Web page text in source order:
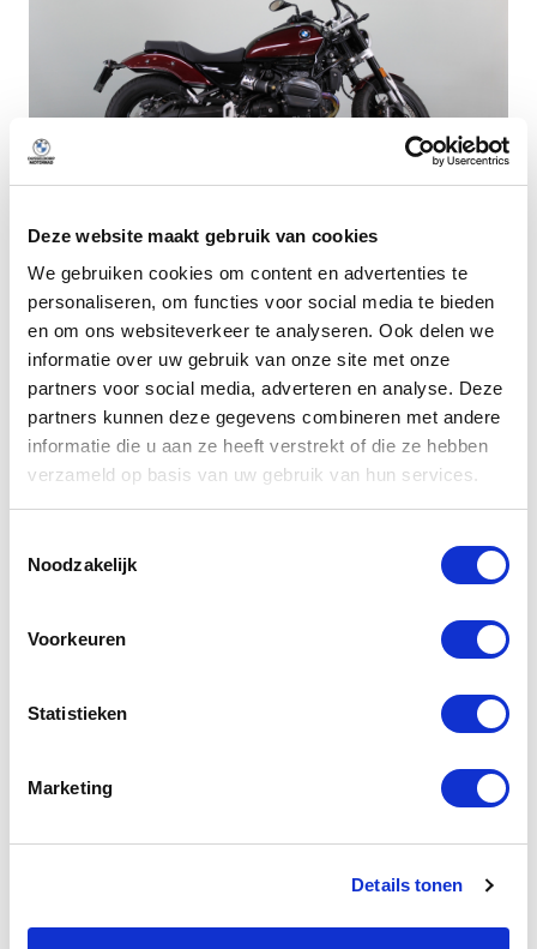
Deze website maakt gebruik van cookies
We gebruiken cookies om content en advertenties te
personaliseren, om functies voor social media te bieden
en om ons websiteverkeer te analyseren. Ook delen we
informatie over uw gebruik van onze site met onze
partners voor social media, adverteren en analyse. Deze
partners kunnen deze gegevens combineren met andere
informatie die u aan ze heeft verstrekt of die ze hebben
verzameld op basis van uw gebruik van hun services.
Noodzakelijk
Voorkeuren
Statistieken
Marketing
Details tonen
Beschikbaar
BMW R 12
Aventurinrot metallic
2024 | 1500 km| Benzine
€ 16.950
lage kilometerstand!